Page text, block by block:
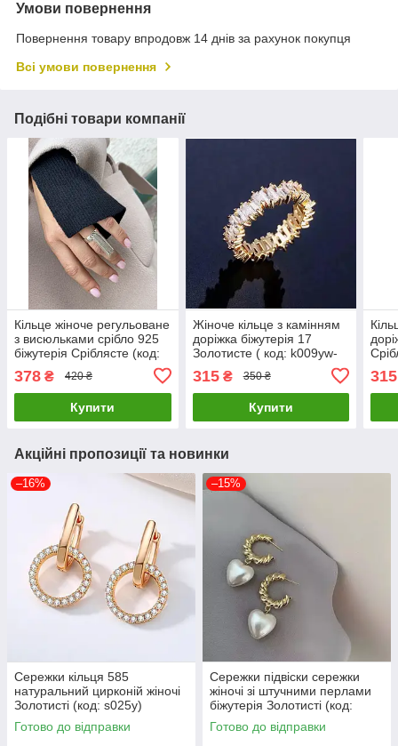
Умови повернення
Повернення товару впродовж 14 днів за рахунок покупця
Всі умови повернення
Подібні товари компанії
Кільце жіноче регульоване
з висюльками срібло 925
біжутерія Сріблясте (код:
378 ₴ 420 ₴
Купити
Жіноче кільце з камінням
доріжка біжутерія 17
Золотисте ( код: k009yw-
315₴ 350 ₴
Купити
315
Акційні пропозиції та новинки
–16%
Сережки кільця 585
натуральний цирконій жіночі
Золотисті (код: s025y)
Готово до відправки
–15%
Сережки підвіски сережки
жіночі зі штучними перлами
біжутерія Золотисті (код:
s010y)
Готово до відправки